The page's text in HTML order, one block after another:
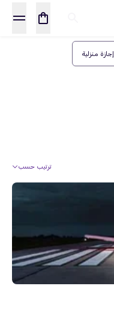
إجازة منزلية
ترتيب حسب